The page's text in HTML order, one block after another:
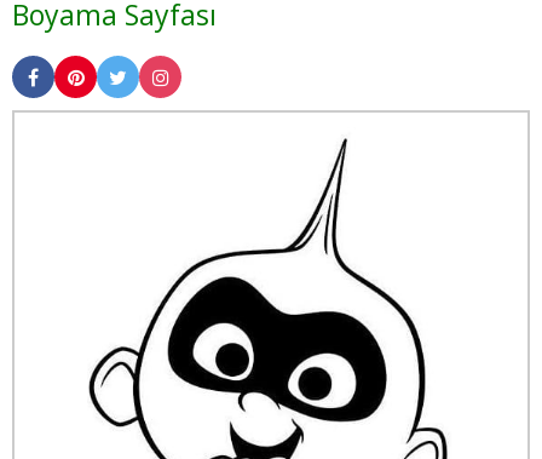
Boyama Sayfası